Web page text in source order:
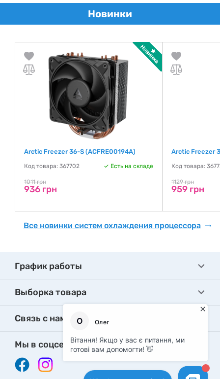
Новинки
Arctic Freezer 36-S (ACFRE00194A)
Код товара: 367702 Есть на складе
1011 грн
936 грн
Arctic Freezer
Код товара:
1129 грн
959 грн
Все новинки систем охлаждения процессора
График работы
Выборка товара
Связь с нами
Мы в соцсетях